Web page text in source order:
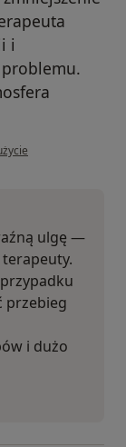
i
As
ulgę —
przebieg
i dużo